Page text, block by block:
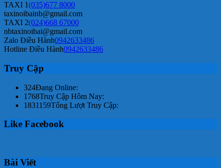
TAXI 1(035)677 8000
taxinoibainb@gmail.com
TAXI 2(024)668 67000
nbtaxinoibai@gmail.com
Zalo Điều Hành0942633486
Hotline Điều Hành0942633486
Truy Cập
324Đang Online:
1768Truy Cập Hôm Nay:
1831159Tổng Lượt Truy Cập:
Like Facebook
Bài Viết